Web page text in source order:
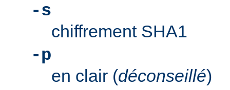
-s
chiffrement SHA1
-p
en clair (déconseillé)